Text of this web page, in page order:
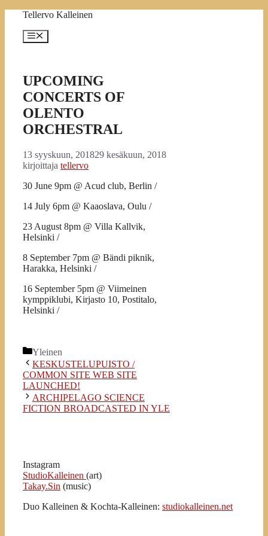
SiirryTellervo Kalleinen
Valikko
UPCOMING
CONCERTS OF
OLENTO
ORCHESTRAL
13 syyskuun, 201829 kesäkuun, 2018
kirjoittaja tellervo
30 June 9pm @ Acud club, Berlin /
14 July 6pm @ Kaaoslava, Oulu /
23 August 8pm @ Villa Kallvik,
Helsinki /
8 September 7pm @ Bändi piknik,
Harakka, Helsinki /
16 September 5pm @ Viimeinen
kymppiklubi, Kirjasto 10, Postitalo,
Helsinki /
Kategoriat
Yleinen
KESKUSTELUPUISTO /
COMMON SITE WEB SITE
LAUNCHED!
ARCHIPELAGO SCIENCE
FICTION BROADCASTED IN YLE
Instagram
StudioKalleinen (art)
Takay.Sin (music)
Duo Kalleinen & Kochta-Kalleinen: studiokalleinen.net